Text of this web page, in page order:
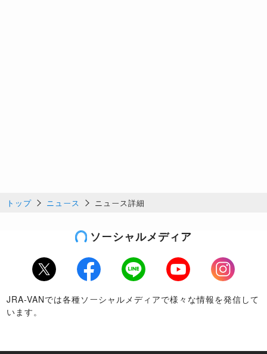
トップ ニュース ニュース詳細
ソーシャルメディア
Twitter Facebook LINE Youtube
Instagram
JRA-VANでは各種ソーシャルメディアで様々な情報を発信して
います。